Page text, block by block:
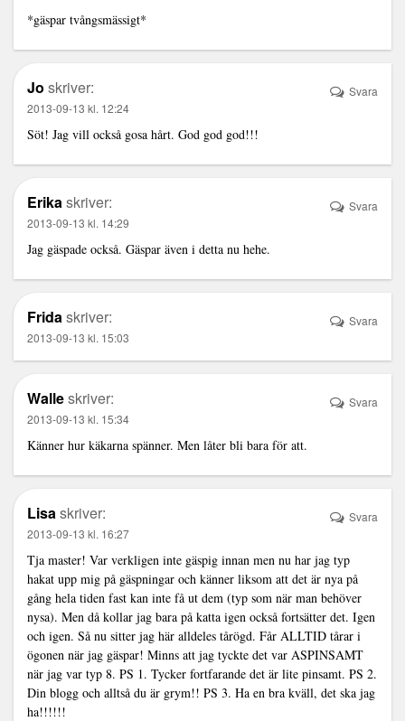
*gäspar tvångsmässigt*
Jo skriver:
2013-09-13 kl. 12:24
Söt! Jag vill också gosa hårt. God god god!!!
Svara
Erikaskriver:
2013-09-13 kl. 14:29
Jag gäspade också. Gäspar även i detta nu hehe.
Svara
Fridaskriver:
2013-09-13 kl. 15:03
Svara
Walleskriver:
2013-09-13 kl. 15:34
Känner hur käkarna spänner. Men låter bli bara för att.
Svara
Lisaskriver:
2013-09-13 kl. 16:27
Tja master! Var verkligen inte gäspig innan men nu har jag typ
hakat upp mig på gäspningar och känner liksom att det är nya på
gång hela tiden fast kan inte få ut dem (typ som när man behöver
nysa). Men då kollar jag bara på katta igen också fortsätter det. Igen
och igen. Så nu sitter jag här alldeles tårögd. Får ALLTID tårar i
ögonen när jag gäspar! Minns att jag tyckte det var ASPINSAMT
när jag var typ 8. PS 1. Tycker fortfarande det är lite pinsamt. PS 2.
Din blogg och alltså du är grym!! PS 3. Ha en bra kväll, det ska jag
ha!!!!!!
Svara